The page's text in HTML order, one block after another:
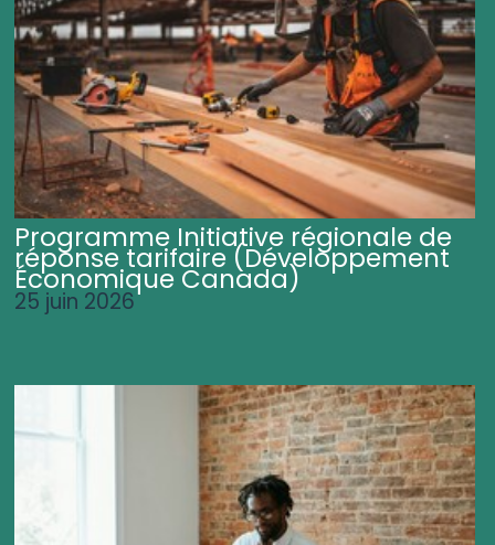
Programme Initiative régionale de
réponse tarifaire (Développement
Économique Canada)
25 juin 2026